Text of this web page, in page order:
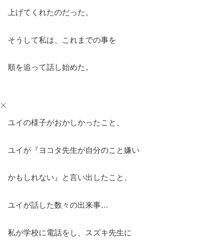
上げてくれたのだった。
そうして私は、これまでの事を
順を追って話し始めた。
ユイの様子がおかしかったこと、
ユイが『ヨコタ先生が自分のこと嫌い
かもしれない』と言い出したこと、
ユイが話した数々の出来事…
私が学校に電話をし、スズキ先生に